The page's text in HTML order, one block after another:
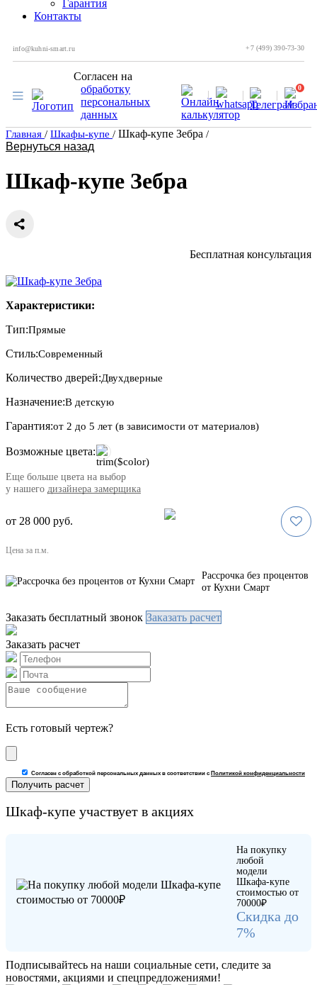
Гарантия
Контакты
info@kuhni-smart.ru +7 (499) 390-73-30
Согласен на
обработку
персональных
данных
0
Главная / Шкафы-купе / Шкаф-купе Зебра /
Вернуться назад
Шкаф-купе Зебра
Бесплатная консультация
Характеристики:
Тип:Прямые
Стиль:Современный
Количество дверей:Двухдверные
Назначение:В детскую
Гарантия:от 2 до 5 лет (в зависимости от материалов)
Возможные цвета:
Eще больше цвета на выбор
у нашего дизайнера замерщика
от 28 000 руб.
Цена за п.м.
Рассрочка без процентов
от Кухни Смарт
Заказать бесплатный звонок Заказать расчет
Заказать расчет
Есть готовый чертеж?
Согласен с обработкой персональных данных в соответствии с Политикой конфиденциальности
Шкаф-купе участвует в акциях
На покупку
любой
модели
Шкафа-купе
стоимостью от
70000₽
Скидка до
7%
Подписывайтесь на наши социальные сети, следите за
новостями, акциями и спецпредложениями!